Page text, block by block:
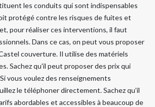
les conduits qui sont indispensables
protégé contre les risques de fuites et
pour réaliser ces interventions, il faut
Dans ce cas, on peut vous proposer
couverture. Il utilise des matériels
Sachez qu'il peut proposer des prix qui
vous voulez des renseignements
le téléphoner directement. Sachez qu'il
abordables et accessibles à beaucoup de